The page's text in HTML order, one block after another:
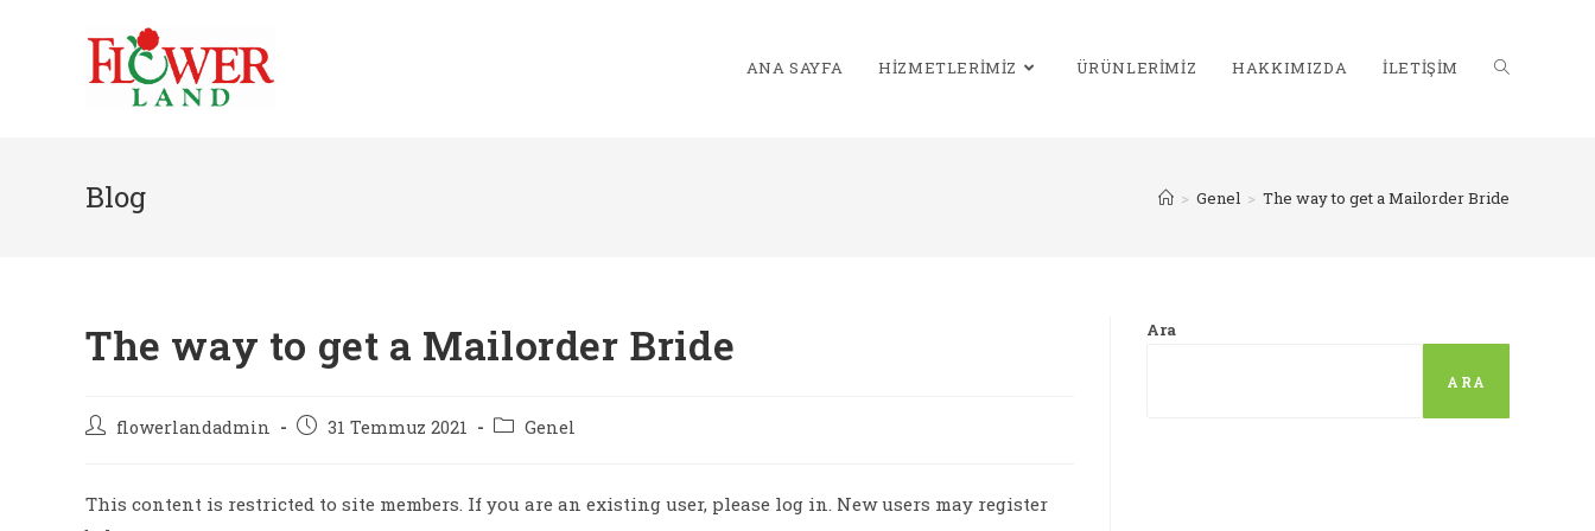
ANA SAYFA HIZMETLERIMIZ ÜRÜNLERIMIZ HAKKIMIZDA İLETIŞIM
Blog > Genel > The way to get a Mailorder Bride
The way to get a Mailorder Bride
Postflowerlandadmin
Post31 Temmuz 2021
PostGenel
This content is restricted to site members. If you are an existing user, please log in. New users may register
Ara
ARA